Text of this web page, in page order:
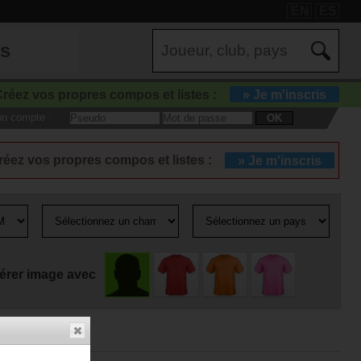
vos propres compos et listes : » Je m'inscris
compte : OK
vos propres compos et listes : » Je m'inscris
image avec